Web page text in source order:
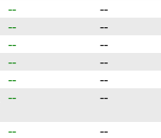
--
--
--
--
--
--
--
--
--
--
-- --
--
--